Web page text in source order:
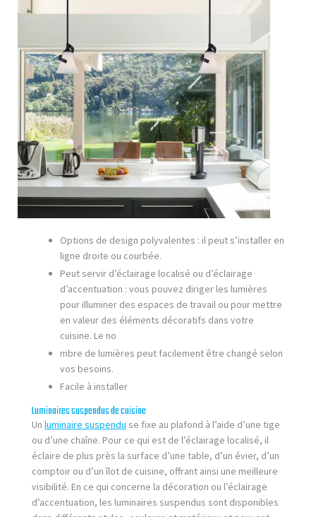
Options de design polyvalentes : il peut s’installer en
ligne droite ou courbée.
Peut servir d’éclairage localisé ou d’éclairage
d’accentuation : vous pouvez diriger les lumières
pour illuminer des espaces de travail ou pour mettre
en valeur des éléments décoratifs dans votre
cuisine. Le no
mbre de lumières peut facilement être changé selon
vos besoins.
Facile à installer
Luminaires suspendus de cuisine
Un luminaire suspendu se fixe au plafond à l’aide d’une tige
ou d’une chaîne. Pour ce qui est de l’éclairage localisé, il
éclaire de plus près la surface d’une table, d’un évier, d’un
comptoir ou d’un îlot de cuisine, offrant ainsi une meilleure
visibilité. En ce qui concerne la décoration ou l’éclairage
d’accentuation, les luminaires suspendus sont disponibles